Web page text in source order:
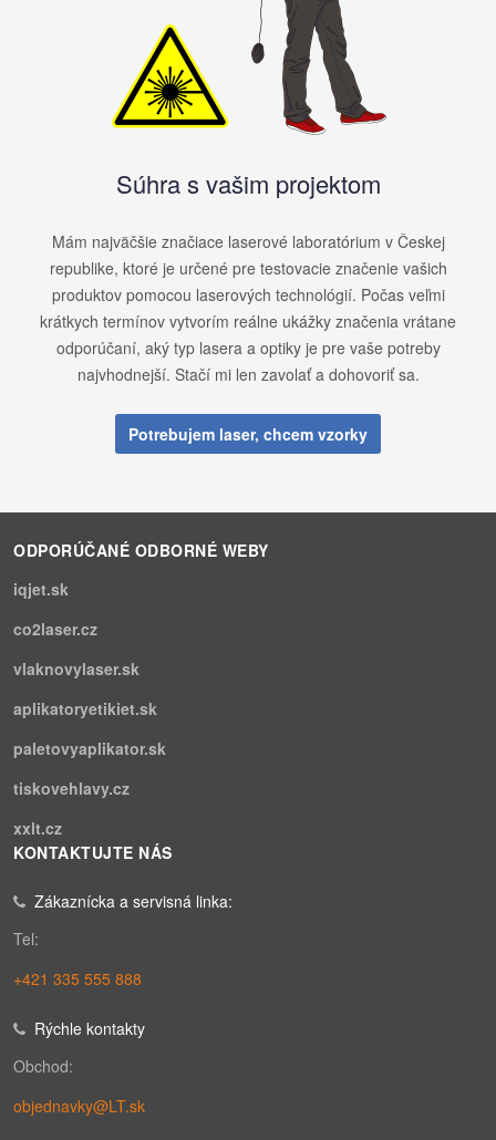
Súhra s vašim projektom
Mám najväčšie značiace laserové laboratórium v ​​Českej
republike, ktoré je určené pre testovacie značenie vašich
produktov pomocou laserových technológií. Počas veľmi
krátkych termínov vytvorím reálne ukážky značenia vrátane
odporúčaní, aký typ lasera a optiky je pre vaše potreby
najvhodnejší. Stačí mi len zavolať a dohovoriť sa.
Potrebujem laser, chcem vzorky
ODPORÚČANÉ ODBORNÉ WEBY
iqjet.sk
co2laser.cz
vlaknovylaser.sk
aplikatoryetikiet.sk
paletovyaplikator.sk
tiskovehlavy.cz
xxlt.cz
KONTAKTUJTE NÁS
Zákaznícka a servisná linka:
Tel:
+421 335 555 888
Rýchle kontakty
Obchod:
objednavky@LT.sk